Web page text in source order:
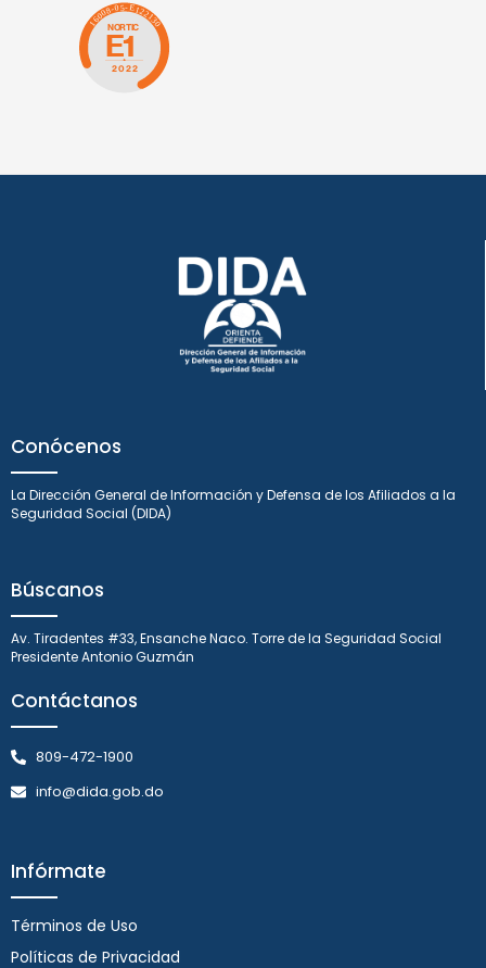
Conócenos
La Dirección General de Información y Defensa de los Afiliados a la
Seguridad Social (DIDA)
Búscanos
Av. Tiradentes #33, Ensanche Naco. Torre de la Seguridad Social
Presidente Antonio Guzmán
Contáctanos
809-472-1900
info@dida.gob.do
Infórmate
Términos de Uso
Políticas de Privacidad